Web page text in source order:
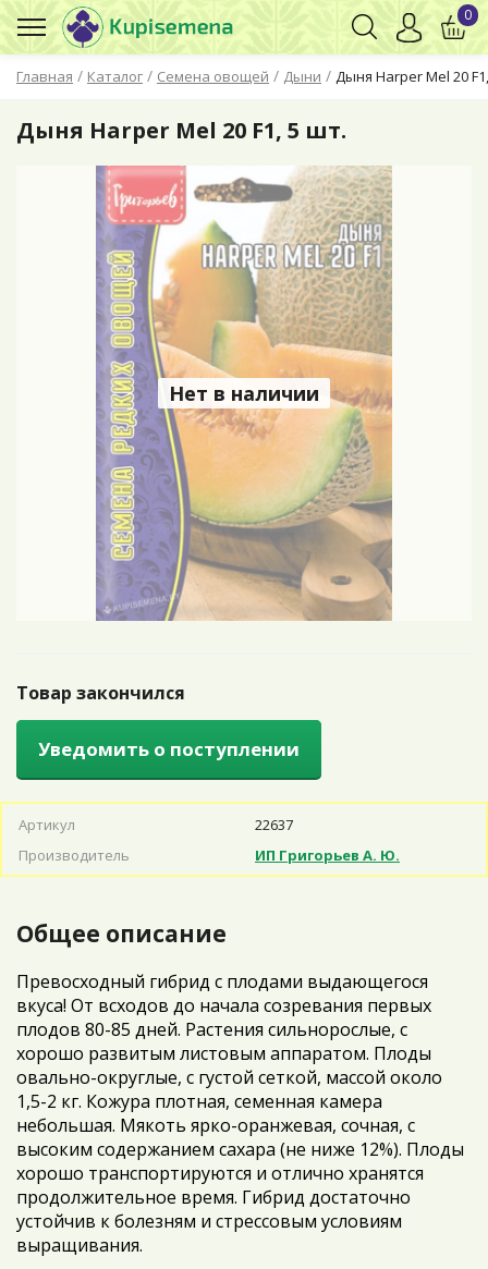
Главная / Каталог / Семена овощей / Дыни / Дыня Harper Mel 20
0
Дыня Harper Mel 20 F1, 5 шт.
Нет в наличии
Товар закончился
Уведомить о поступлении
Артикул
22637
Производитель
ИП Григорьев А. Ю.
Общее описание
Превосходный гибрид с плодами выдающегося
вкуса! От всходов до начала созревания первых
плодов 80-85 дней. Растения сильнорослые, с
хорошо развитым листовым аппаратом. Плоды
овально-округлые, с густой сеткой, массой около
1,5-2 кг. Кожура плотная, семенная камера
небольшая. Мякоть ярко-оранжевая, сочная, с
высоким содержанием сахара (не ниже 12%). Плоды
хорошо транспортируются и отлично хранятся
продолжительное время. Гибрид достаточно
устойчив к болезням и стрессовым условиям
выращивания.